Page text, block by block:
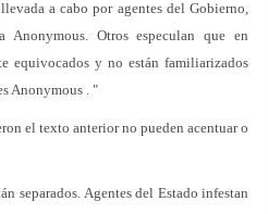
a cabo por agentes del Gobierno,
Otros especulan que en
equivocados y no están familiarizados
Anonymous . "
el texto anterior no pueden acentuar o
separados. Agentes del Estado infestan